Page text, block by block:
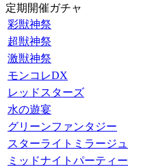
定期開催ガチャ
彩獣神祭
超獣神祭
激獣神祭
モンコレDX
レッドスターズ
水の遊宴
グリーンファンタジー
スターライトミラージュ
ミッドナイトパーティー